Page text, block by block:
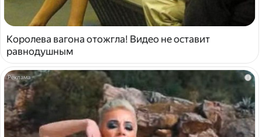
Королева вагона отожгла! Видео не оставит
равнодушным
i